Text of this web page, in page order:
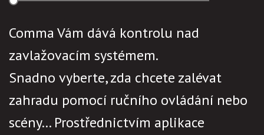
Comma Vám dává kontrolu nad
zavlažovacím systémem.
Snadno vyberte, zda chcete zalévat
zahradu pomocí ručního ovládání nebo
scény… Prostřednictvím aplikace